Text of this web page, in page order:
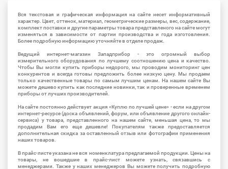
Вся текстовая и графическая информация на сайте несет информативный
характер. Цвет, оттенок, материал, геометрические размеры, вес, содержание,
комплект поставки и другие параметры товара представленого на сайте могут
изменяться в зависимости от партии производства и года изготовления.
Более подробную информацию уточняйте в отделе продаж.
Ведущий интернет-магазин Западприбор - это огромный выбор
измерительного оборудования по лучшему соотношению цена и качество.
Чтобы Вы могли купить приборы недорого, мы проводим мониторинг цен
конкурентов и всегда готовы предложить более низкую цену. Мы продаем
только качественные товары по самым лучшим ценам. На нашем сайте Вы
можете дешево купить как последние новинки, так и проверенные временем
приборы от лучших производителей.
На сайте постоянно действует акция «Куплю по лучшей цене» - если на другом
интернет-ресурсе (доска объявлений, форум, или объявление другого онлайн-
сервиса) у товара, представленного на нашем сайте, меньшая цена, то мы
продадим Вам его еще дешевле! Покупателям также предоставляется
дополнительная скидка за оставленный отзыв или фотографии применения
наших товаров.
В прайс-листе указана не вся номенклатура предлагаемой продукции. Цены на
товары, не вошедшие в прайс-лист можете узнать, связавшись с
менеджерами. Также у наших менеджеров Вы можете получить подробную